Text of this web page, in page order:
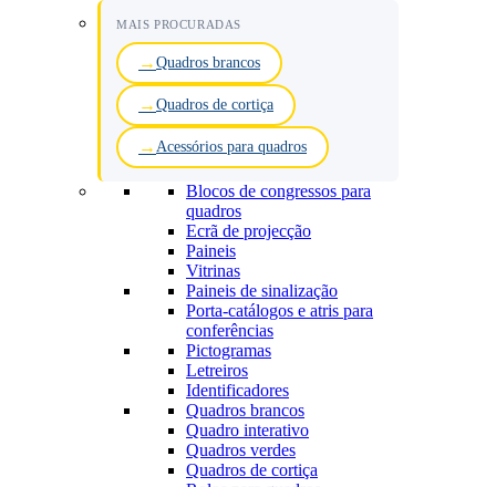
MAIS PROCURADAS
Quadros brancos
Quadros de cortiça
Acessórios para quadros
Blocos de congressos para
quadros
Ecrã de projecção
Paineis
Vitrinas
Paineis de sinalização
Porta-catálogos e atris para
conferências
Pictogramas
Letreiros
Identificadores
Quadros brancos
Quadro interativo
Quadros verdes
Quadros de cortiça